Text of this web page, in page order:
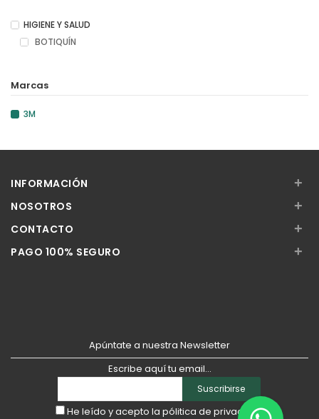
HIGIENE Y SALUD
BOTIQUÍN
Marcas
3M
INFORMACIÓN +
NOSOTROS +
CONTACTO +
PAGO 100% SEGURO +
Apúntate a nuestra Newsletter
Escribe aquí tu email...
Suscribirse
He leído y acepto la pólitica de privacidad